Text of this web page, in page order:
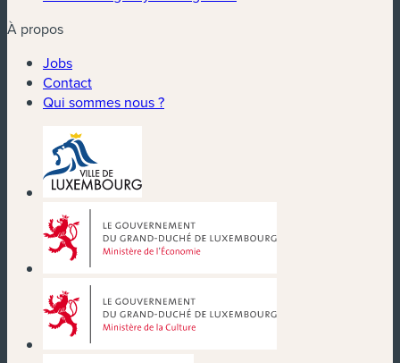
À propos
Jobs
Contact
Qui sommes nous ?